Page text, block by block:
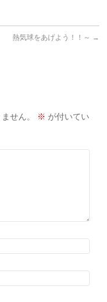
熱気球をあげよう！！～ →
せん。 ※ が付いてい